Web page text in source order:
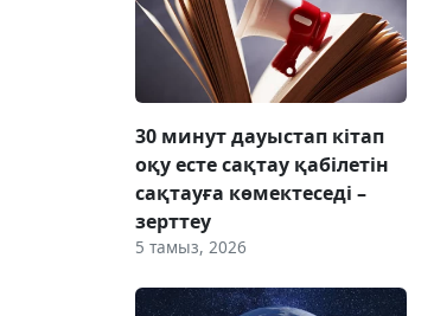
30 минут дауыстап кітап
оқу есте сақтау қабілетін
сақтауға көмектеседі –
зерттеу
5 тамыз, 2026